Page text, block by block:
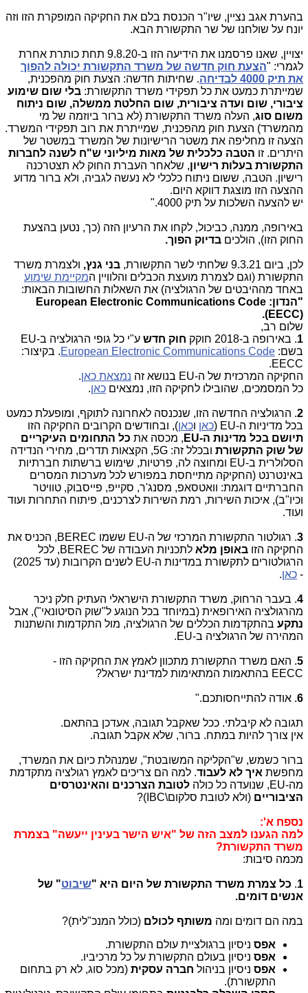
בהערת אגב נציין, שיו"ר הכנסת בלם את החקיקה המופקרת הזו וזה
יונח על שולחנו של שר התקשורת הבא.
יצויין, שאנו פרסמנו את הידיעה הזו ב-9.8.20 תחת כותרת אחרת
לגמרי: "הצעת חוק חדשה של משרד התקשורת יכולה להפוך
את תיק 4000 לבדיחה
. שחיתות חדשה: הצעת חוק מהפכנית,
שמייתרת כמעט את כל תפקידי משרד התקשורת: בלי שום שימוע
ציבורי, שום ועדה ציבורית, שום החלטת ממשלה, שום ניתוח
משום סוג, העלה משרד התקשורת (לא ברור ביוזמה של מי
מהמשרד) הצעת חוק מהפכנית, שמייתרת את רוב תפקידי המשרד.
הצעה זו מחליפה את משטר הרישיונות של המשרד במשטר של
היתרים. זו הטבה כלכלית של מאות מיליוני ש"ח לשנה לחברות
התקשורת בעלות רישיון, שלאחר העברת החוק לא תצטרכנה
רישיון. הטבה, ששום ניתוח כלכלי לא נעשה לגביה, ולא ברור מדוע
ההצעה הזו מוצגת דווקא היום.
יש להצעה השלכות על תיק 4000."
באירופה, ממנה, כביכול, לקחו את הרעיון הזה (כך, נטען בהצעת
החוק הזו), הולכים בדיוק הפוך.
לכן, ביום 9.3.21 שלחתי לשר התקשורת, בני גנץ, ולצמרת משרד
התקשורת (וגם לצמרת מועצת הכבלים והלוויין המקיימת שימוע
באחד מההיבטים של הרגולציה) את השאלות החשובות הבאות:
"הנדון: European Electronic Communications Code
(EECC).
שלום רב,
1. באירופה ב-2018 חוקק חוק חדש ע"י כל גופי הרגולציה ב-EU
בשם: European Electronic Communications Code. בקיצור:
EECC
.
החקיקה המרכזית של ה-EU בנושא זה נמצאת כאן.
כל המסמכים, שהובילו לחקיקה הזו, נמצאים כאן.
2. הרגולציה החדשה הזו, שנכנסה לאחרונה לתוקף, ומופעלת כמעט
בכל מדיניות ה-EU
(כאן וכאן), ובחודשים הקרובים החקיקה הזו
תיושם בכל מדינות ה-EU , מכסה את כל התחומים העיקריים
של שוק התקשורת ובכלל זה: 5G, הקצאות תדרים, מחירי הנדידה
הסלולרית ב-EU ומחוצה לה, פרטיות, שימוש ברשתות חברתיות
באינטרנט (החקיקה מתייחסת במפורש לכל מערכות המסרים
החברתיים דוגמת: וואטסאפ, מסנג'ר, סקייפ, פייסבוק, טוויטר
וכיו"ב), איכות השירות, רמת השירות לצרכנים, פיתוח התחרות ועוד
ועוד.
3. רגולטור התקשורת המרכזי של ה-EU ששמו BEREC, הכניס את
החקיקה הזו באופן מלא לתכניות העבודה של BEREC, לכל
הרגולטורים לתקשורת במדינות ה-EU
לשנים הקרובות (עד 2025)
- כאן.
4. בעבר הרחוק, משרד התקשורת הישראלי העתיק חלק ניכר
מהרגולציה האירופאית (במיוחד בכל הנוגע ל"שוק הסיטונאי"), אבל
נתקע בהתקדמות הכללים של הרגולציה, מול התקדמות והשתנות
המהירה של הרגולציה ב-EU
.
5. האם משרד התקשורת מתכוון לאמץ את החקיקה הזו -
EECC בהתאמות המתאימות למדינת ישראל?
6. אודה להתייחסותכם."
תגובה לא קיבלתי. ככל שאקבל תגובה, אעדכן בהתאם.
אין צורך להיות במתח. ברור, שלא אקבל תגובה.
ברור כשמש, ש"הקליקה המשובטת", שמנהלת כיום את המשרד,
מחפשת איך לא לעבוד. למה הם צריכים לאמץ רגולציה מתקדמת
מה-EU, שנועדה כל כולה
לטובת הצרכנים והאינטרסים
הציבוריים (ולא לטובת סלקום\IBC)?
נספח א':
למה הגענו למצב הזה של "איש הישר בעינין ייעשה" בצמרת
משרד התקשורת?
מכמה סיבות:
1
. כל צמרת משרד התקשורת של היום היא "שיבוט" של
אנשים דומים.
במה הם דומים ומה משותף לכולם (כולל המנכ"לית)?
אפס ניסיון ברגולציית עולם התקשורת.
אפס ניסיון בעולם התקשורת על כל מרכיביו.
אפס ניסיון בניהול חברה עסקית (מכל סוג, לא רק בתחום
התקשורת).